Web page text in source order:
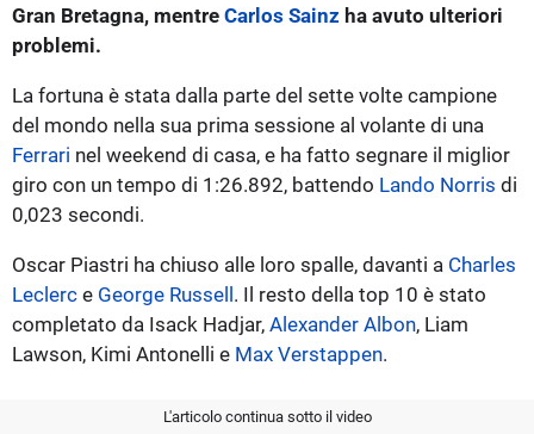
Gran Bretagna, mentre Carlos Sainz ha avuto ulteriori
problemi.
La fortuna è stata dalla parte del sette volte campione
del mondo nella sua prima sessione al volante di una
Ferrari nel weekend di casa, e ha fatto segnare il miglior
giro con un tempo di 1:26.892, battendo Lando Norris di
0,023 secondi.
Oscar Piastri ha chiuso alle loro spalle, davanti a Charles
Leclerc e George Russell. Il resto della top 10 è stato
completato da Isack Hadjar, Alexander Albon, Liam
Lawson, Kimi Antonelli e Max Verstappen.
L'articolo continua sotto il video